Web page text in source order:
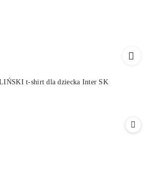
t-shirt dla dziecka Inter SK